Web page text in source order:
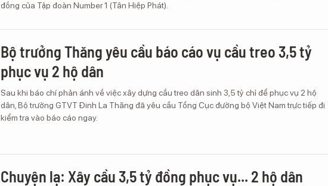
đồng của Tập đoàn Number 1 (Tân Hiệp Phát).
Bộ trưởng Thăng yêu cầu báo cáo vụ cầu treo 3,5 tỷ
phục vụ 2 hộ dân
Sau khi báo chí phản ánh về việc xây dựng cầu treo dân sinh 3,5 tỷ chỉ để phục vụ 2 hộ
dân, Bộ trưởng GTVT Đinh La Thăng đã yêu cầu Tổng Cục đường bộ Việt Nam trực tiếp đi
kiểm tra vào báo cáo ngay.
Chuyện lạ: Xây cầu 3,5 tỷ đồng phục vụ... 2 hộ dân